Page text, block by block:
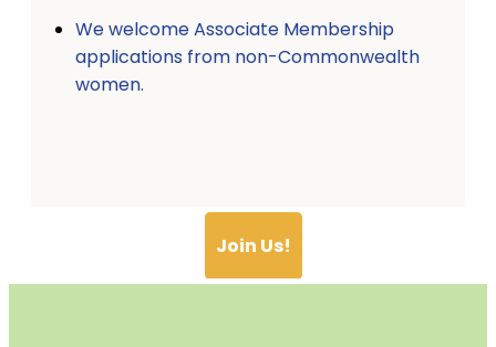
We welcome Associate Membership
applications from non-Commonwealth
women.
Join Us!